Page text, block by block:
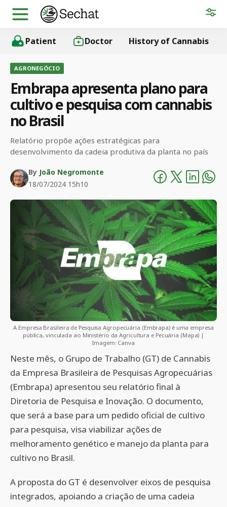
Patient Doctor History of Cannabis
AGRONEGÓCIO
Embrapa apresenta plano para
cultivo e pesquisa com cannabis
no Brasil
Relatório propõe ações estratégicas para
desenvolvimento da cadeia produtiva da planta no país
By João Negromonte
18/07/2024 15h10
A Empresa Brasileira de Pesquisa Agropecuária (Embrapa) é uma empresa
pública, vinculada ao Ministério da Agricultura e Pecuária (Mapa) |
Imagem: Canva
Neste mês, o Grupo de Trabalho (GT) de Cannabis
da Empresa Brasileira de Pesquisas Agropecuárias
(Embrapa) apresentou seu relatório final à
Diretoria de Pesquisa e Inovação. O documento,
que será a base para um pedido oficial de cultivo
para pesquisa, visa viabilizar ações de
melhoramento genético e manejo da planta para
cultivo no Brasil.
A proposta do GT é desenvolver eixos de pesquisa
integrados, apoiando a criação de uma cadeia